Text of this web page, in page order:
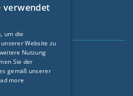
ENGLISH
FRENCH
CZECH
verwendet
um die
Website zu
Nutzung
Sie der
gemäß unserer
more